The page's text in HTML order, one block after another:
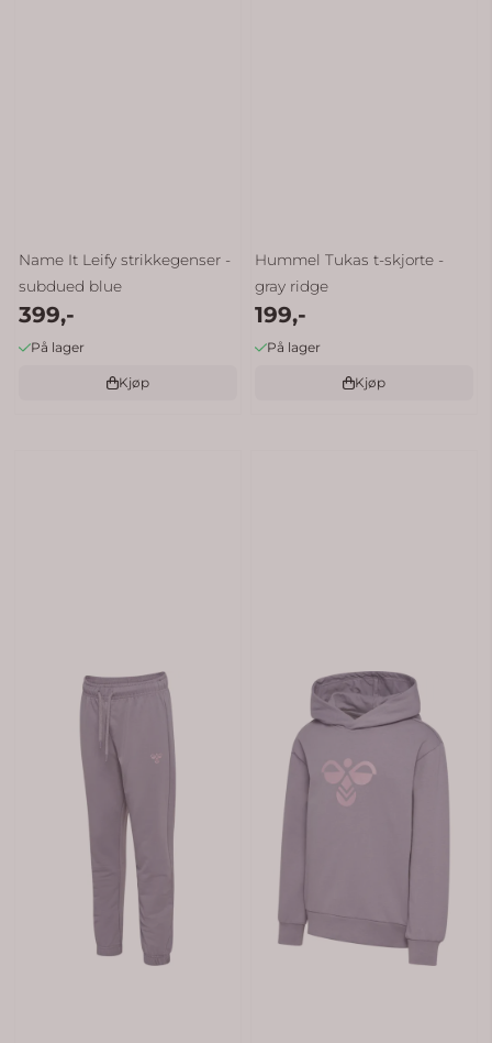
Name It Leify strikkegenser -
subdued blue
399,-
På lager
Kjøp
Hummel Tukas t-skjorte -
gray ridge
199,-
På lager
Kjøp